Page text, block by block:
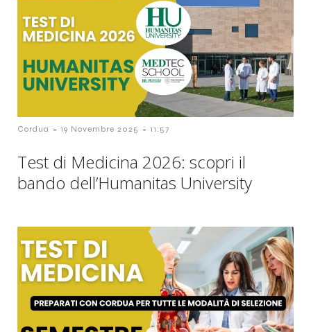
Cordua - 19 Novembre 2025 - 11:57
Test di Medicina 2026: scopri il
bando dell’Humanitas University